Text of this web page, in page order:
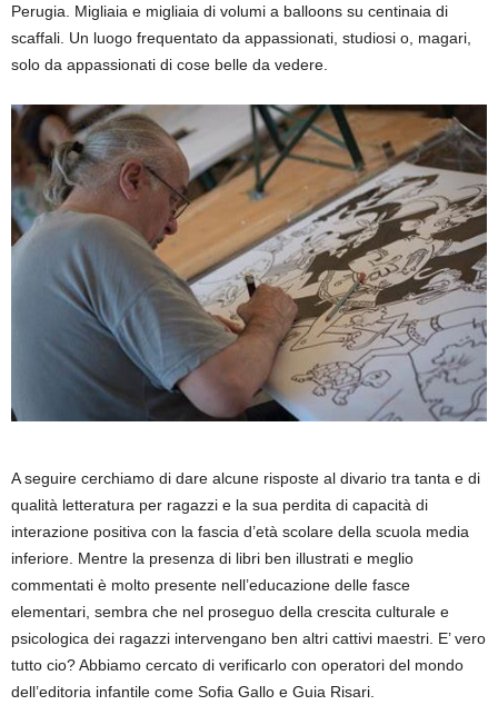
Perugia. Migliaia e migliaia di volumi a balloons su centinaia di
scaffali. Un luogo frequentato da appassionati, studiosi o, magari,
solo da appassionati di cose belle da vedere.
A seguire cerchiamo di dare alcune risposte al divario tra tanta e di
qualità letteratura per ragazzi e la sua perdita di capacità di
interazione positiva con la fascia d’età scolare della scuola media
inferiore. Mentre la presenza di libri ben illustrati e meglio
commentati è molto presente nell’educazione delle fasce
elementari, sembra che nel proseguo della crescita culturale e
psicologica dei ragazzi intervengano ben altri cattivi maestri. E’ vero
tutto cio? Abbiamo cercato di verificarlo con operatori del mondo
dell’editoria infantile come Sofia Gallo e Guia Risari.